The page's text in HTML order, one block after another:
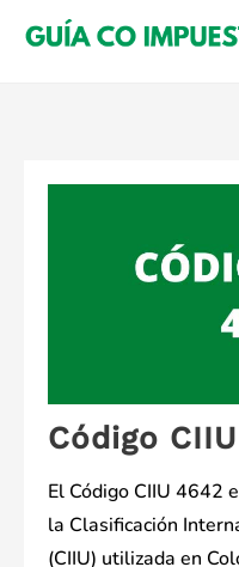
Código
El Código CIIU 4642
la Clasificación
(CIIU) utilizada en